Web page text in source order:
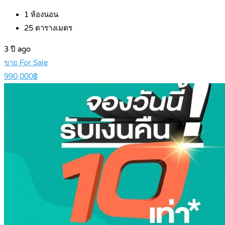
1 ห้องนอน
25 ตารางเมตร
3 ปี ago
ขาย For Sale
990,000฿